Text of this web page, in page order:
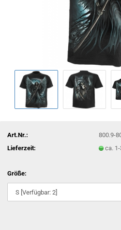
Art.Nr.:
800.9-
Lieferzeit:
ca.
Größe: